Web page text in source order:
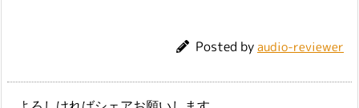
Posted byaudio-reviewer